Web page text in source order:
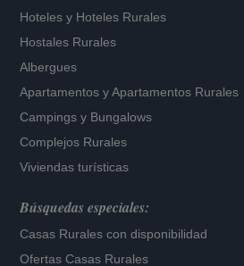
Hoteles y Hoteles Rurales
Hostales Rurales
Albergues
Apartamentos yApartamentos Rurales
Campings y Bungalows
Complejos Rurales
Viviendas turísticas
Búsquedas especiales:
Casas Rurales con disponibilidad
Ofertas Casas Rurales